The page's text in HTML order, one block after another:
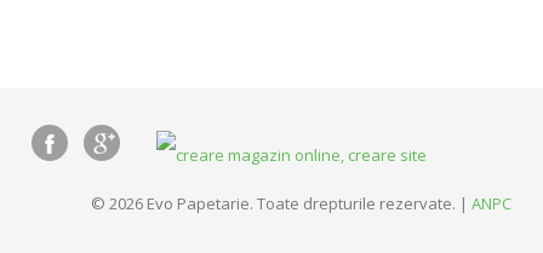
© 2026 Evo Papetarie. Toate drepturile rezervate. | ANPC